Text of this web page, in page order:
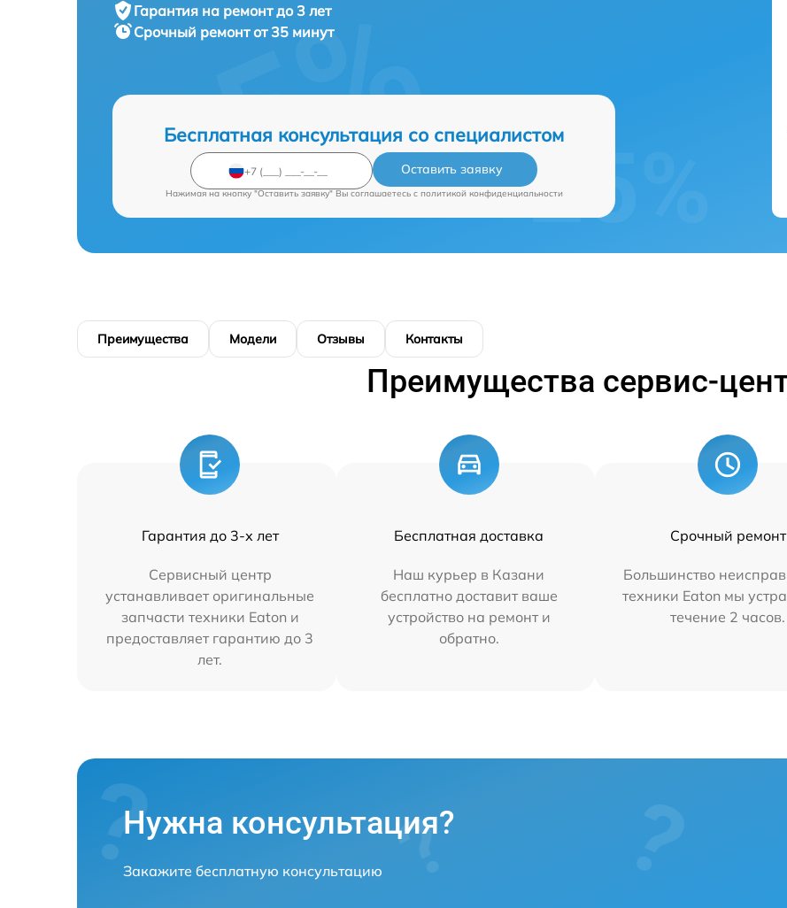
Гарантия на ремонт до 3 лет
Срочный ремонт от 35 минут
Бесплатная консультация со специалистом
Оставить заявку
Нажимая на кнопку "Оставить заявку" Вы соглашаетесь c политикой конфиденциальности
Преимущества Модели Отзывы Контакты
Преимущества сервис-
Гарантия до 3-х лет
Сервисный центр
устанавливает оригинальные
запчасти техники Eaton и
предоставляет гарантию до 3
лет.
Бесплатная доставка
Наш курьер в Казани
бесплатно доставит ваше
устройство на ремонт и
обратно.
Срочный ремонт
Большинство
техники Eaton мы
течение 2 часов.
Нужна консультация?
Закажите бесплатную консультацию